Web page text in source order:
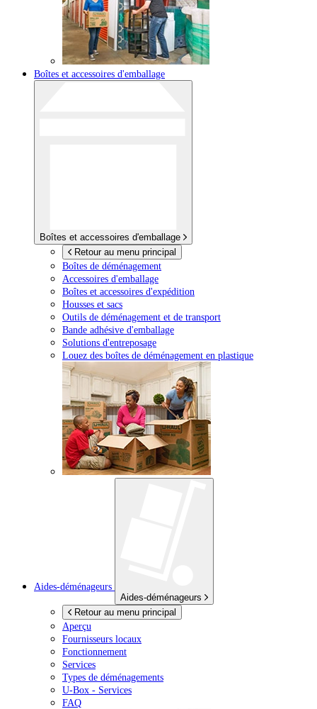
Boîtes et accessoires d'emballage
Boîtes et accessoires d'emballage
Retour au menu principal
Boîtes de déménagement
Accessoires d'emballage
Boîtes et accessoires d'expédition
Housses et sacs
Outils de déménagement et de transport
Bande adhésive d'emballage
Solutions d'entreposage
Louez des boîtes de déménagement en plastique
Aides-déménageurs
Aides-déménageurs
Retour au menu principal
Aperçu
Fournisseurs locaux
Fonctionnement
Services
Types de déménagements
U-Box - Services
FAQ